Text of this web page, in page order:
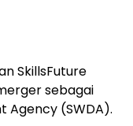
SkillsFuture
sebagai
Agency (SWDA).